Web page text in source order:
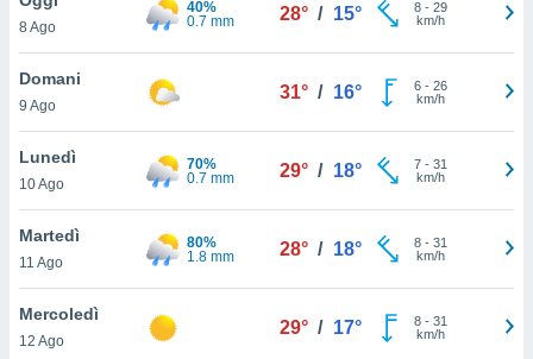
è
al sito
di
ci
di
il
un
8 Ago
40%
0.7 mm
28° / 15° 8- 29
km/h
Domani
9 Ago
31° / 16° 6- 26
km/h
Lunedì
10 Ago
70%
0.7 mm
29° / 18° 7- 31
km/h
Martedì
11 Ago
80%
1.8 mm
28° / 18° 8- 31
km/h
Mercoledì
12 Ago
29° / 17° 8- 31
km/h